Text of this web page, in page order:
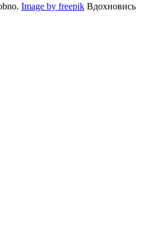
Image by freepik Вдохновись